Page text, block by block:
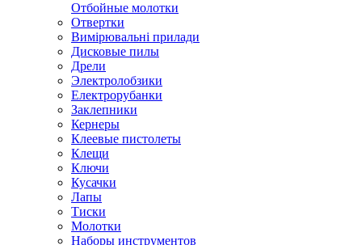
Отбойные молотки
Отвертки
Вимірювальні прилади
Дисковые пилы
Дрели
Электролобзики
Електрорубанки
Заклепники
Кернеры
Клеевые пистолеты
Клещи
Ключи
Кусачки
Лапы
Тиски
Молотки
Наборы инструментов